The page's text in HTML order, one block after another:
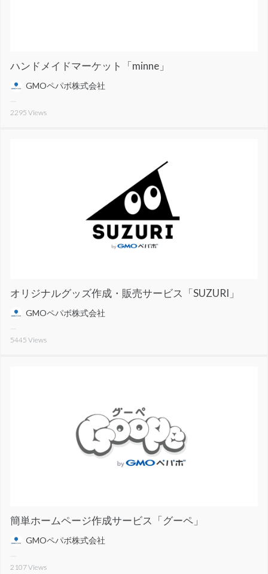
ハンドメイドマーケット「minne」
GMOペパボ株式会社
2295 Views
オリジナルグッズ作成・販売サービス「SUZURI」
GMOペパボ株式会社
5445 Views
簡単ホームページ作成サービス「グーペ」
GMOペパボ株式会社
2107Views